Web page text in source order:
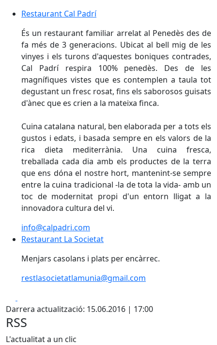
Restaurant Cal Padrí
Restaurant Cal Padrí
És un restaurant familiar arrelat al Penedès des de
fa més de 3 generacions. Ubicat al bell mig de les
vinyes i els turons d'aquestes boniques contrades,
Cal Padrí respira 100% penedès. Des de les
magnífiques vistes que es contemplen a taula tot
degustant un fresc rosat, fins els saborosos guisats
d'ànec que es crien a la mateixa finca.
Cuina catalana natural, ben elaborada per a tots els
gustos i edats, i basada sempre en els valors de la
rica dieta mediterrània. Una cuina fresca,
treballada cada dia amb els productes de la terra
que ens dóna el nostre hort, mantenint-se sempre
entre la cuina tradicional -la de tota la vida- amb un
toc de modernitat propi d'un entorn lligat a la
innovadora cultura del vi.
info@calpadri.com
Restaurant La Societat
Restaurant La Societat
Menjars casolans i plats per encàrrec.
restlasocietatlamunia@gmail.com
Darrera actualització: 15.06.2016 | 17:00
RSS
L'actualitat a un clic